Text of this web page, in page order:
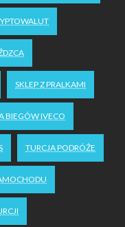
SKLEP Z PRALKAMI
BIEGÓW IVECO
TURCJA PODRÓŻE